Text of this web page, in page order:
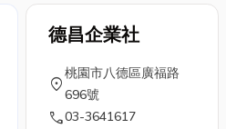
件、各類水電材料應有
服務專線~ 03-
4581355
德昌企業社
location_on
桃園市八德區廣福路
696號
call03-3641617